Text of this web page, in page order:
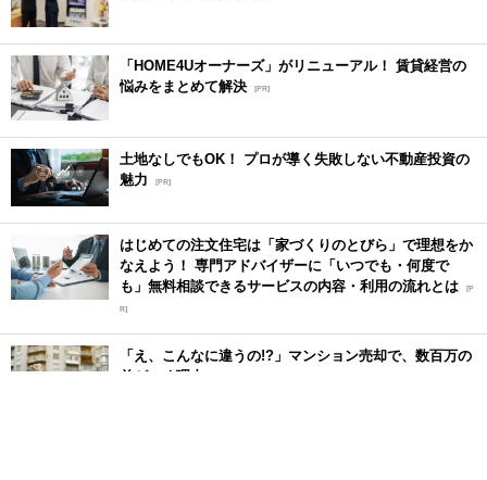
「HOME4Uオーナーズ」がリニューアル！ 賃貸経営の
悩みをまとめて解決 [PR]
土地なしでもOK！ プロが導く失敗しない不動産投資の
魅力
[PR]
はじめての注文住宅は「家づくりのとびら」で理想をか
なえよう！ 専門アドバイザーに「いつでも・何度で
も」無料相談できるサービスの内容・利用の流れとは [P
R]
「え、こんなに違うの!?」マンション売却で、数百万の
差がつく理由